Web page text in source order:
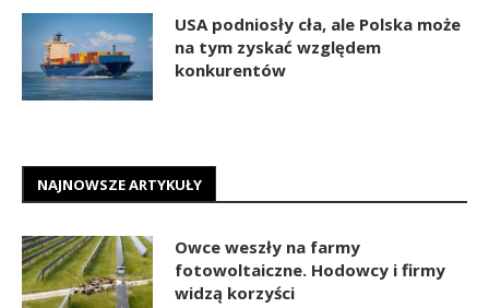
USA podniosły cła, ale Polska może
na tym zyskać względem
konkurentów
NAJNOWSZE ARTYKUŁY
Owce weszły na farmy
fotowoltaiczne. Hodowcy i firmy
widzą korzyści